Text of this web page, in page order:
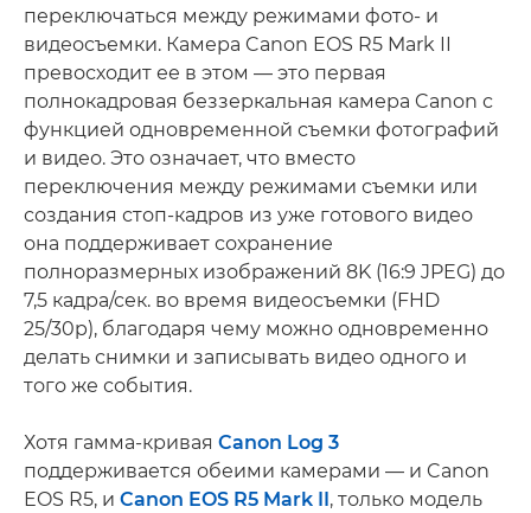
переключаться между режимами фото- и
видеосъемки. Камера Canon EOS R5 Mark II
превосходит ее в этом — это первая
полнокадровая беззеркальная камера Canon с
функцией одновременной съемки фотографий
и видео. Это означает, что вместо
переключения между режимами съемки или
создания стоп-кадров из уже готового видео
она поддерживает сохранение
полноразмерных изображений 8K (16:9 JPEG) до
7,5 кадра/сек. во время видеосъемки (FHD
25/30p), благодаря чему можно одновременно
делать снимки и записывать видео одного и
того же события.
Хотя гамма-кривая Canon Log 3
поддерживается обеими камерами — и Canon
EOS R5, и Canon EOS R5 Mark II , только ­модель